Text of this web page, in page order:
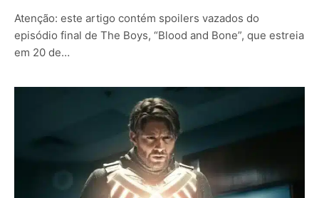
Atenção: este artigo contém spoilers vazados do
episódio final de The Boys, “Blood and Bone”, que estreia
em 20 de…